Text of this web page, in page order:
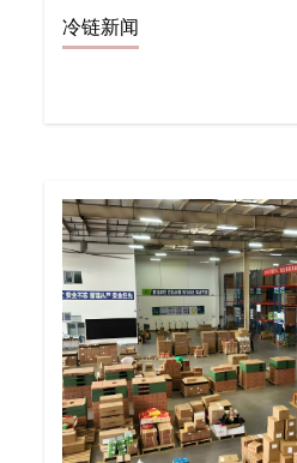
冷链新闻